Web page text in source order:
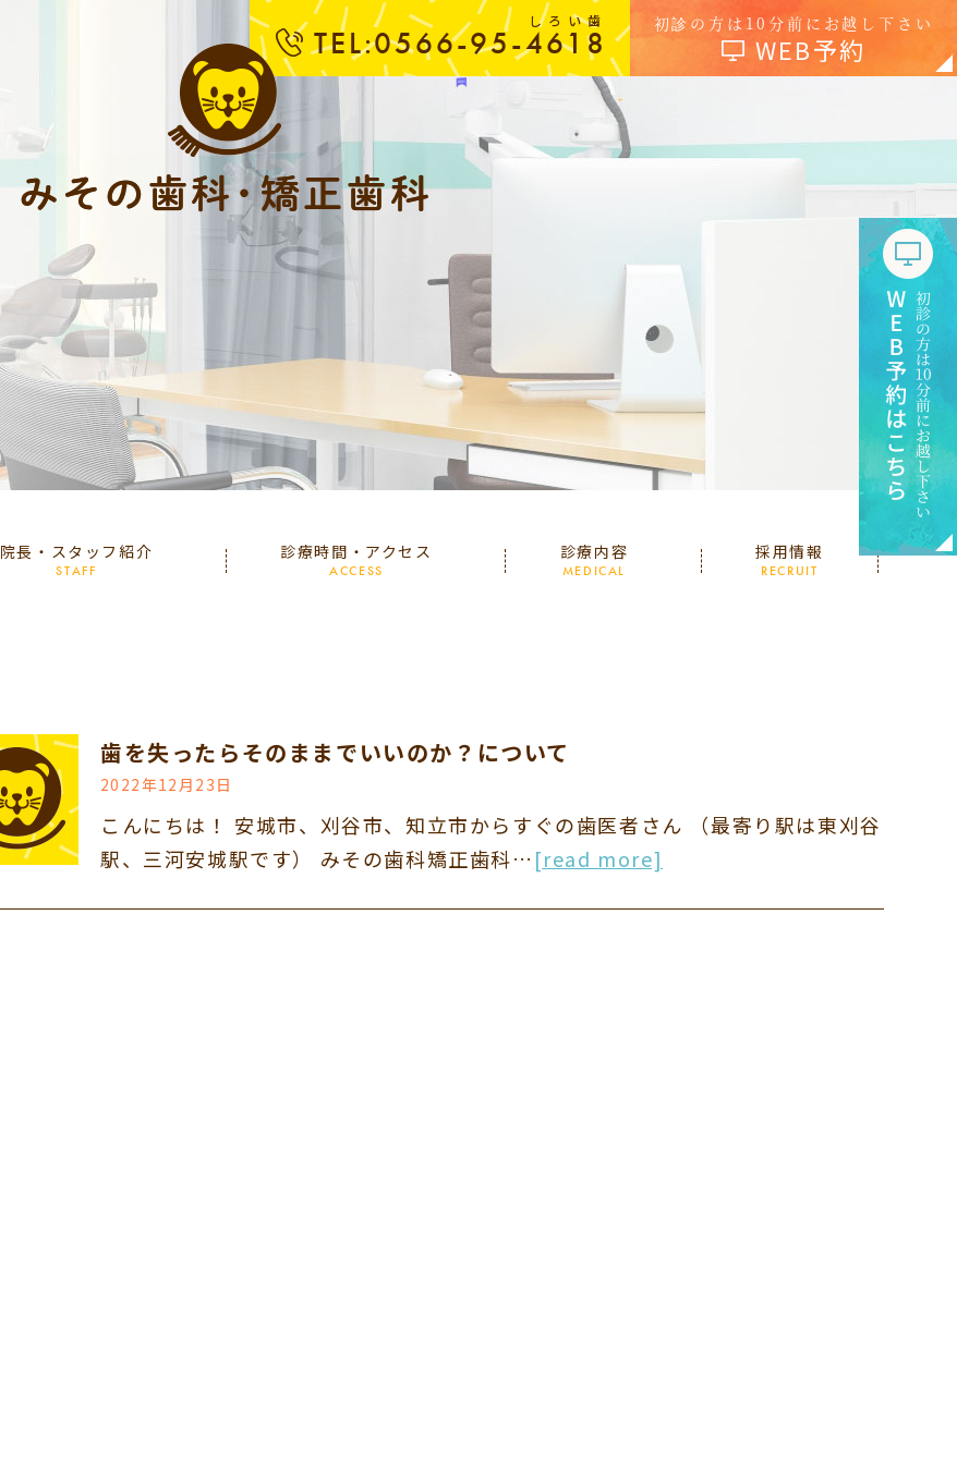
しろい歯
TEL:0566-95-4618
初診の方は10分前にお越し下さい
WEB予約
院長・スタッフ紹介
STAFF
診療時間・アクセス
ACCESS
診療内容
MEDICAL
採用情報
RECRUIT
歯を失ったらそのままでいいのか？について
2022年12月23日
こんにちは！ 安城市、刈谷市、知立市からすぐの歯医者さん （最寄り駅は東刈谷
駅、三河安城駅です） みその歯科矯正歯科… [read more]